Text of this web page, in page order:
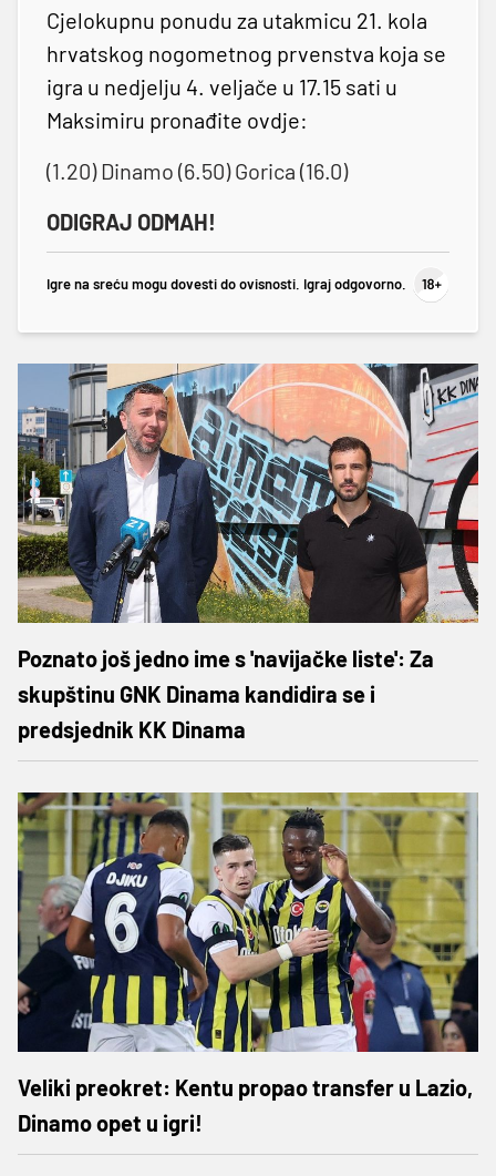
Cjelokupnu ponudu za utakmicu 21. kola
hrvatskog nogometnog prvenstva koja se
igra u nedjelju 4. veljače u 17.15 sati u
Maksimiru pronađite ovdje:
(1.20) Dinamo (6.50) Gorica (16.0)
ODIGRAJ ODMAH!
Igre na sreću mogu dovesti do ovisnosti. Igraj odgovorno.
Poznato još jedno ime s 'navijačke liste': Za
skupštinu GNK Dinama kandidira se i
predsjednik KK Dinama
Veliki preokret: Kentu propao transfer u Lazio,
Dinamo opet u igri!